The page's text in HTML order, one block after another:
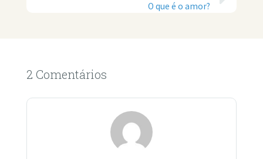
O que é o amor?
2 Comentários